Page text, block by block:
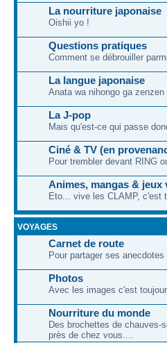
La nourriture japonaise
Oishii yo !
Questions pratiques
Comment se débrouiller
La langue japonaise
Anata wa nihongo ga
La J-pop
Mais qu'est-ce qui passe
Ciné & TV (en
Pour trembler devant RING
Animes, mangas & jeux
Eto... vive les CLAMP, c'est
VOYAGES
Carnet de route
Pour partager ses
Photos
Avec les images c'est
Nourriture du monde
Des brochettes de chauves-
près de chez vous....